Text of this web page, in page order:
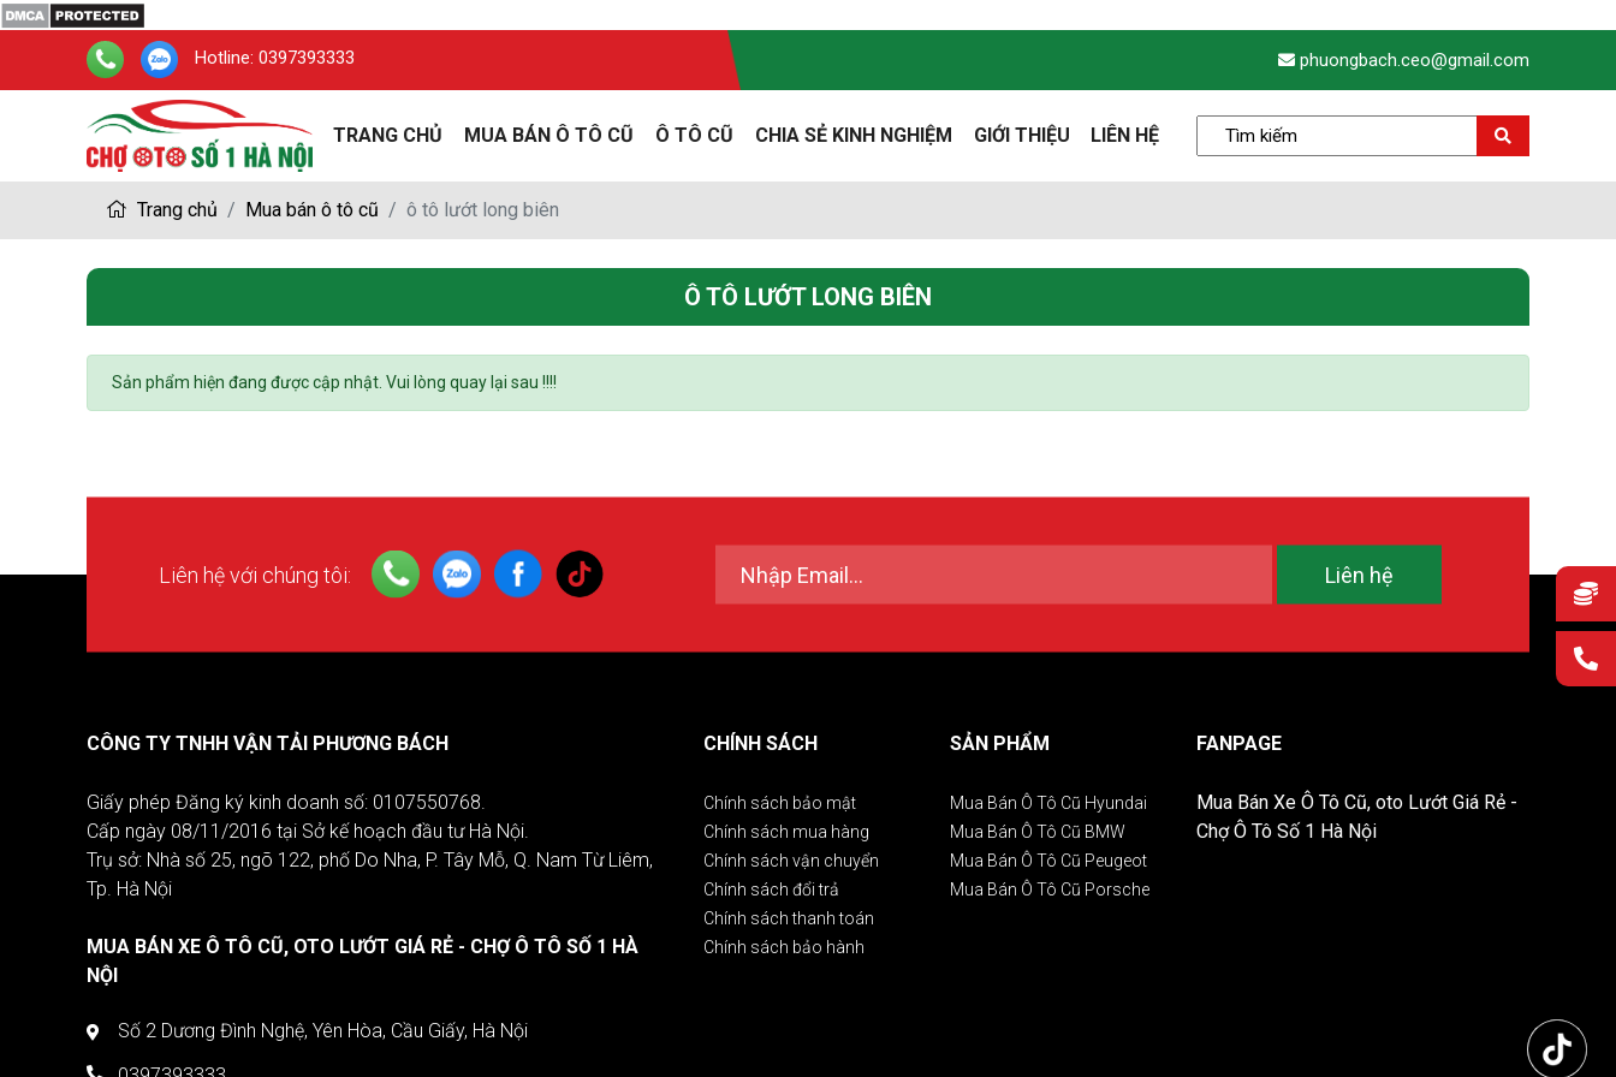
Hotline: 0397393333 phuongbach.ceo@gmail.com
TRANG CHỦ MUA BÁN Ô TÔ CŨ Ô TÔ CŨ CHIA SẺ KINH NGHIỆM GIỚI THIỆU LIÊN HỆ
Trang chủ Mua bán ô tô cũ ô tô lướt long biên
Ô TÔ LƯỚT LONG BIÊN
Sản phẩm hiện đang được cập nhật. Vui lòng quay lại sau !!!!
Liên hệ với chúng tôi: Liên hệ
CÔNG TY TNHH VẬN TẢI PHƯƠNG BÁCH
Giấy phép Đăng ký kinh doanh số: 0107550768.
Cấp ngày 08/11/2016 tại Sở kế hoạch đầu tư Hà Nội.
Trụ sở: Nhà số 25, ngõ 122, phố Do Nha, P. Tây Mỗ, Q. Nam Từ Liêm,
Tp. Hà Nội
MUA BÁN XE Ô TÔ CŨ, OTO LƯỚT GIÁ RẺ - CHỢ Ô TÔ SỐ 1 HÀ
NỘI
Số 2 Dương Đình Nghệ, Yên Hòa, Cầu Giấy, Hà Nội
CHÍNH SÁCH
Chính sách bảo mật
Chính sách mua hàng
Chính sách vận chuyển
Chính sách đổi trả
Chính sách thanh toán
Chính sách bảo hành
SẢN PHẨM
Mua Bán Ô Tô Cũ Hyundai
Mua Bán Ô Tô Cũ BMW
Mua Bán Ô Tô Cũ Peugeot
Mua Bán Ô Tô Cũ Porsche
FANPAGE
Mua Bán Xe Ô Tô Cũ, oto Lướt Giá Rẻ -
Chợ Ô Tô Số 1 Hà Nội